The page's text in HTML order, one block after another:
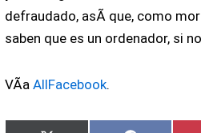
defraudado, asÃ­ que, como
saben que es un ordenador, si
VÃ­aAllFacebook.